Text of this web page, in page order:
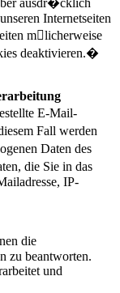
Internetseiten
mlicherweise
deaktivieren.�
E-Mail-
Fall werden
Daten des
die Sie in das
IP-
die
zu beantworten.
und